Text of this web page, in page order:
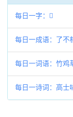
每日一字：𣎣
每日一成语：了不
每日一词语：竹鸡
每日一诗词：高士